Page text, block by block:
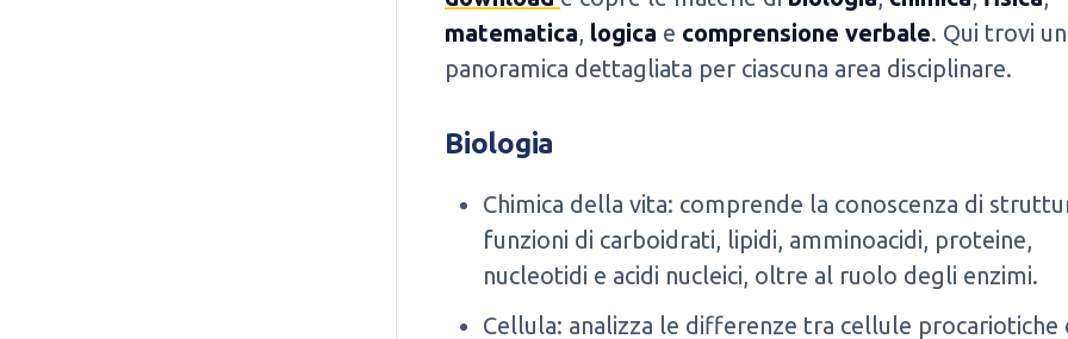
matematica, logica e comprensione verbale. Qui trovi
panoramica dettagliata per ciascuna area disciplinare.
Biologia
Chimica della vita: comprende la conoscenza di
funzioni di carboidrati, lipidi, amminoacidi, proteine,
nucleotidi e acidi nucleici, oltre al ruolo degli enzimi.
Cellula: analizza le differenze tra cellule procariotiche